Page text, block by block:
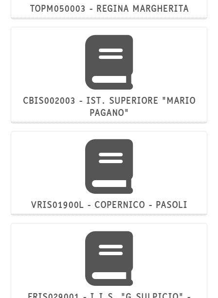
TOPM050003 - REGINA MARGHERITA
CBIS002003 - IST. SUPERIORE "MARIO
PAGANO"
VRIS01900L - COPERNICO - PASOLI